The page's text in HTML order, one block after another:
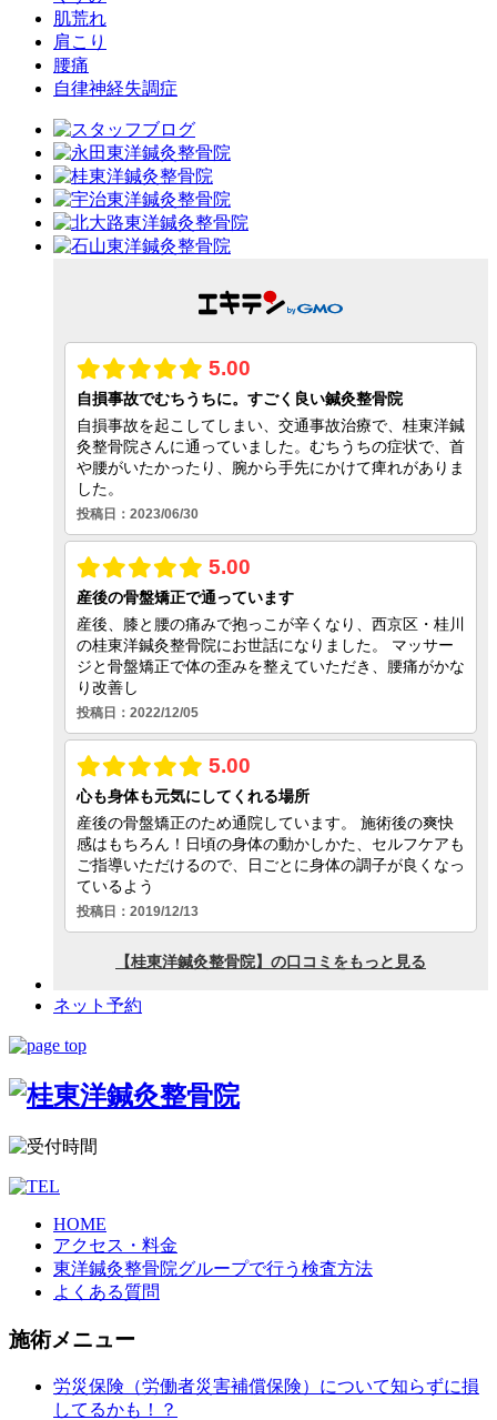
肌荒れ
肩こり
腰痛
自律神経失調症
ネット予約
HOME
アクセス・料金
東洋鍼灸整骨院グループで行う検査方法
よくある質問
施術メニュー
労災保険（労働者災害補償保険）について知らずに損
してるかも！？